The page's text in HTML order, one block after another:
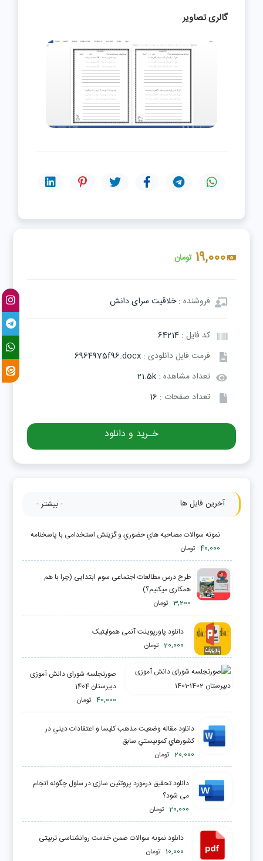
19,000 تومان
فروشنده :خلاقیت سرای دانش
کد فایل :64214
فرمت فایل دانلودی :6964975f96.docx
تعداد مشاهده :21.5k
تعداد صفحات : 16
خـرید و دانلود
آخرین فایل ها - بیشتر -
ﻧﻤﻮﻧﻪ ﺳﻮاﻻت ﻣﺼﺎﺣﺒﻪ ﻫﺎي ﺣﻀﻮري و ﮔﺰﯾﻨﺶ اﺳﺘﺨﺪاﻣﯽ ﺑﺎ ﭘﺎﺳﺨﻨﺎﻣﻪ
40,000 تومان
طرح درس مطالعات اجتماعی سوم ابتدایی (چرا با هم
همکاری میکنیم؟)
3,200 تومان
دانلود پاورپوینت آنمی همولیتیک
20,000 تومان
صورتجلسه شورای دانش آموزی
دبیرستان 1404
40,000 تومان
دانلود مقاله وضعيت مذهب کليسا و اعتقادات ديني در
کشورهاي کمونيستي سابق
20,000 تومان
دانلود تحقیق درمورد پروتئین سازی در سلول چگونه انجام
می شود؟
20,000 تومان
دانلود نمونه سوالات ضمن خدمت روانشناسی تربیتی
10,000 تومان
گالری تصاویر